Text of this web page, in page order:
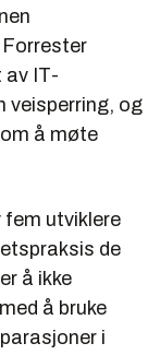
av IT-
veisperring, og
å møte
fem utviklere
de
å ikke
å bruke
i